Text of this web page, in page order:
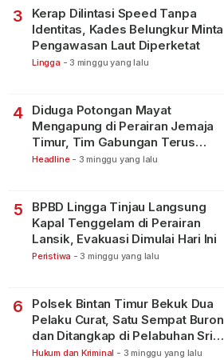
3
Kerap Dilintasi Speed Tanpa
Identitas, Kades Belungkur Minta
Pengawasan Laut Diperketat
Lingga - 3 minggu yang lalu
4
Diduga Potongan Mayat
Mengapung di Perairan Jemaja
Timur, Tim Gabungan Terus
Lakukan Pencarian
Headline - 3 minggu yang lalu
5
BPBD Lingga Tinjau Langsung
Kapal Tenggelam di Perairan
Lansik, Evakuasi Dimulai Hari Ini
Peristiwa - 3 minggu yang lalu
6
Polsek Bintan Timur Bekuk Dua
Pelaku Curat, Satu Sempat Buron
dan Ditangkap di Pelabuhan Sri
Bintan Pura
Hukum dan Kriminal - 3 minggu yang lalu